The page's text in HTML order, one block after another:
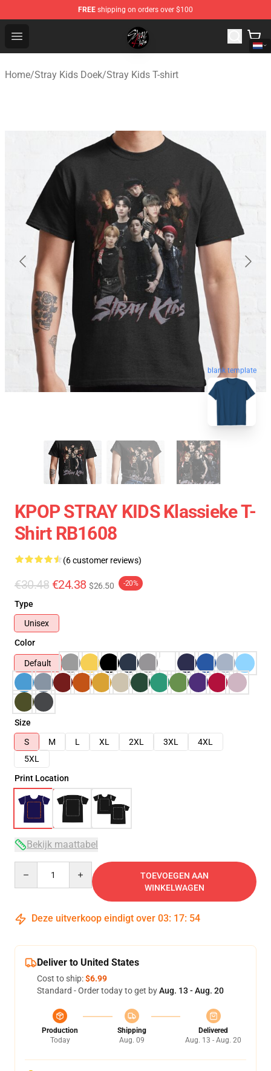
FREE shipping on orders over $100
Open menu
Stray Kids Shop - Official Stray Kids Merchandise Store
Home/Stray Kids Doek/Stray Kids T-shirt
blank template
KPOP STRAY KIDS Klassieke T-
Shirt RB1608
(6 customer reviews)
€30.48 €24.38 $26.50 -20%
Type
Unisex
Color
Default
Size
S
M L XL 2XL 3XL
4XL
5XL
Print Location
Bekijk maattabel
TOEVOEGEN AAN
WINKELWAGEN
Deze uitverkoop eindigt over 03: 17: 54
Deliver to United States
Cost to ship:$6.99
Standard - Order today to get byAug. 13 - Aug. 20
Production
Today
Shipping
Aug. 09
Delivered
Aug. 13 - Aug. 20